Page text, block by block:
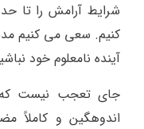
شرایط آرامش را تا
کنیم. سعی می کنیم
آینده نامعلوم خود
جای تعجب نیست که
اندوهگین و کاملاً